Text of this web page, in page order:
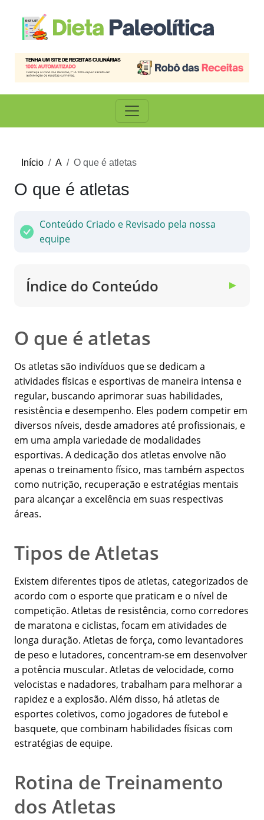
Início A O que é atletas
O que é atletas
Conteúdo Criado e Revisado pela nossa
equipe
Índice do Conteúdo ▼
O que é atletas
Os atletas são indivíduos que se dedicam a
atividades físicas e esportivas de maneira intensa e
regular, buscando aprimorar suas habilidades,
resistência e desempenho. Eles podem competir em
diversos níveis, desde amadores até profissionais, e
em uma ampla variedade de modalidades
esportivas. A dedicação dos atletas envolve não
apenas o treinamento físico, mas também aspectos
como nutrição, recuperação e estratégias mentais
para alcançar a excelência em suas respectivas
áreas.
Tipos de Atletas
Existem diferentes tipos de atletas, categorizados de
acordo com o esporte que praticam e o nível de
competição. Atletas de resistência, como corredores
de maratona e ciclistas, focam em atividades de
longa duração. Atletas de força, como levantadores
de peso e lutadores, concentram-se em desenvolver
a potência muscular. Atletas de velocidade, como
velocistas e nadadores, trabalham para melhorar a
rapidez e a explosão. Além disso, há atletas de
esportes coletivos, como jogadores de futebol e
basquete, que combinam habilidades físicas com
estratégias de equipe.
Rotina de Treinamento
dos Atletas